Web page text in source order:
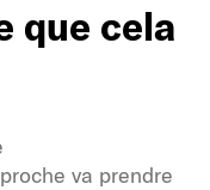
que cela
va prendre